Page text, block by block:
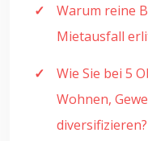
Warum reine
Mietausfall
Wie Sie bei 5
Wohnen,
diversifizieren?